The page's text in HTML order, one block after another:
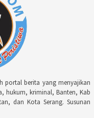
portal berita yang menyajikan
hukum, kriminal, Banten, Kab
dan Kota Serang. Susunan